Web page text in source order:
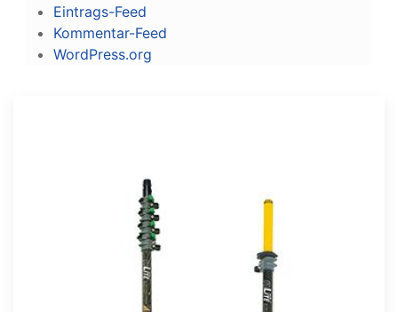
Eintrags-Feed
Kommentar-Feed
WordPress.org